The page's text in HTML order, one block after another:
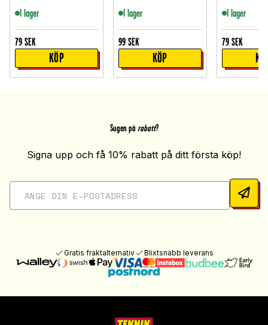
I lager
79 SEK
KÖP
I lager
99 SEK
KÖP
I lager
79 SEK
Sugen på rabatt?
Signa upp och få 10% rabatt på ditt första köp!
Gratis fraktalternativ Blixtsnabb leverans